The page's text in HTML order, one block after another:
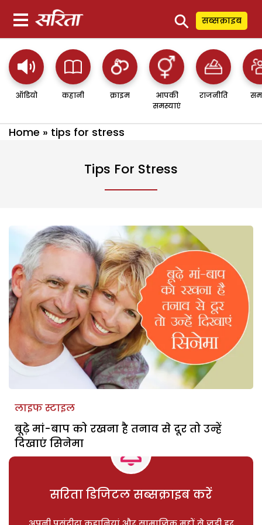
⚲ सब्सक्राइब
ऑडियो कहानी क्राइम
आपकी
समस्याएं
राजनीति
Home » tips for stress
Tips For Stress
लाइफ स्टाइल
बूढ़े मां-बाप को रखना है तनाव से दूर तो उन्हें
दिखाएं सिनेमा
सरिता डिजिटल सब्सक्राइब करें